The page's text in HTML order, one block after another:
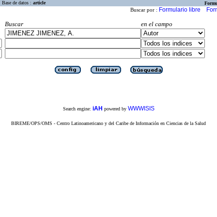
Base de datos : article
Buscar por : Formulario libre
Buscar
en el campo
Search engine: iAH powered by WWWISIS
BIREME/OPS/OMS - Centro Latinoamericano y del Caribe de Información en Ciencias de la Salud